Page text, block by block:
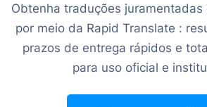
Obtenha traduções juramentadas
por meio da Rapid Translate :
prazos de entrega rápidos e
para uso oficial e